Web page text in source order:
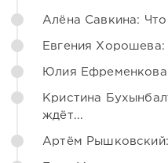
Алёна Савкина:
Евгения
Юлия
Кристина
ждёт...
Артём